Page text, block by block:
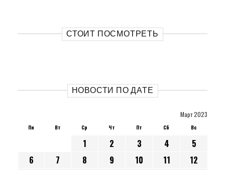
СТОИТ ПОСМОТРЕТЬ
НОВОСТИ ПО ДАТЕ
Март 2023
Пн Вт Ср Чт Пт Сб Вс
1 2 3 4
5
6
7 8 9 10 11
12